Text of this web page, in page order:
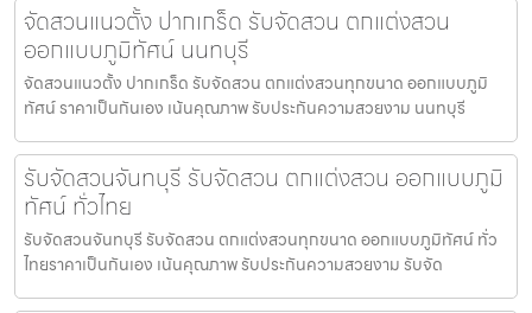
จัดสวนแนวตั้ง ปากเกร็ด รับจัดสวน ตกแต่งสวน
ออกแบบภูมิทัศน์ นนทบุรี
จัดสวนแนวตั้ง ปากเกร็ด รับจัดสวน ตกแต่งสวนทุกขนาด ออกแบบภูมิ
ทัศน์ ราคาเป็นกันเอง เน้นคุณภาพ รับประกันความสวยงาม นนทบุรี
รับจัดสวนจันทบุรี รับจัดสวน ตกแต่งสวน ออกแบบภูมิ
ทัศน์ ทั่วไทย
รับจัดสวนจันทบุรี รับจัดสวน ตกแต่งสวนทุกขนาด ออกแบบภูมิทัศน์ ทั่ว
ไทยราคาเป็นกันเอง เน้นคุณภาพ รับประกันความสวยงาม รับจัด